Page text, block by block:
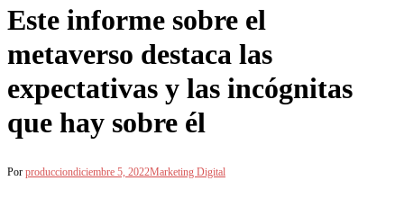
Este informe sobre el
metaverso destaca las
expectativas y las incógnitas
que hay sobre él
Por producciondiciembre 5, 2022Marketing Digital